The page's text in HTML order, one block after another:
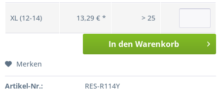
XL (12-14) 13,29 € * > 25
In den Warenkorb
Merken
Artikel-Nr.: RES-R114Y